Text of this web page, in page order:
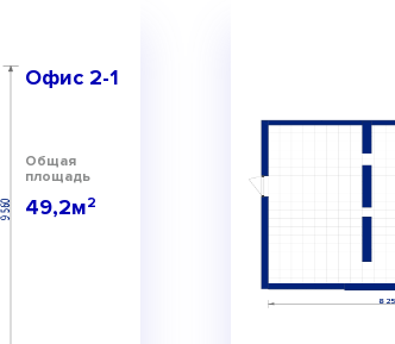
Офис 2-1
Общая
площадь
49,2м2